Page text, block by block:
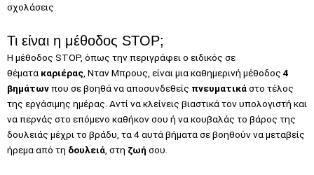
σχολάσεις.
Τι είναι η μέθοδος STOP;
Η μέθοδος STOP, όπως την περιγράφει ο ειδικός σε
θέματα καριέρας , Νταν Μπρους, είναι μια καθημερινή μέθοδος 4
βημάτωνπου σε βοηθά να αποσυνδεθείς πνευματικάστο τέλος
της εργάσιμης ημέρας. Αντί να κλείνεις βιαστικά τον υπολογιστή και
να περνάς στο επόμενο καθήκον σου ή να κουβαλάς το βάρος της
δουλειάς μέχρι το βράδυ, τα 4 αυτά βήματα σε βοηθούν να μεταβείς
ήρεμα από τη δουλειά , στη ζωή σου.